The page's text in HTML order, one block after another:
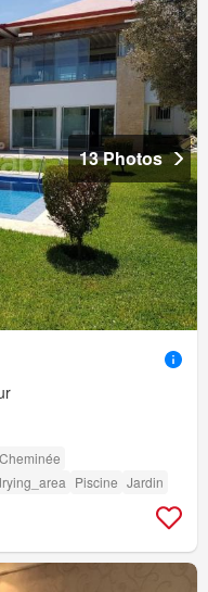
13 Photos
Cheminée
Piscine Jardin